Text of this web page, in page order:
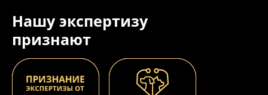
Нашу экспертизу
признают